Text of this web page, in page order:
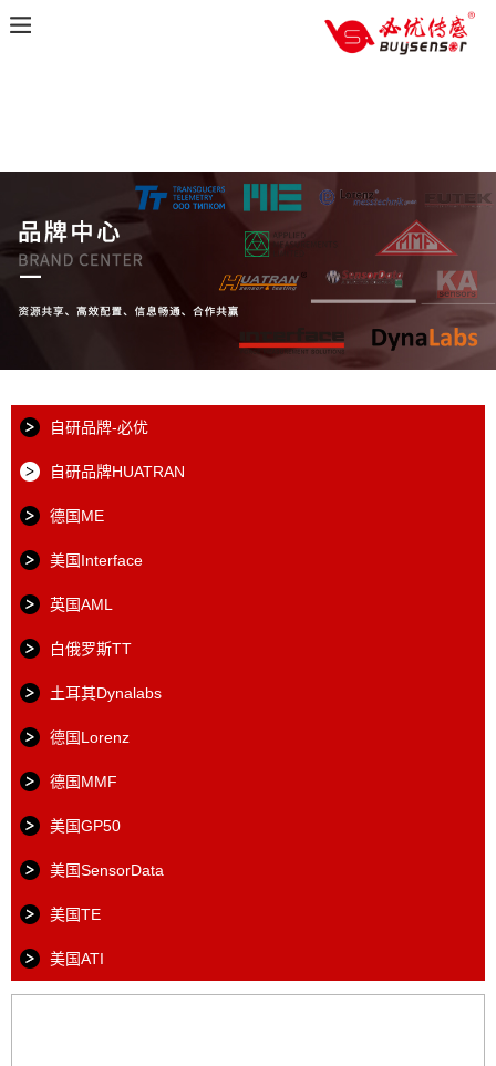
自研品牌-必优
自研品牌HUATRAN
德国ME
美国Interface
英国AML
白俄罗斯TT
土耳其Dynalabs
德国Lorenz
德国MMF
美国GP50
美国SensorData
美国TE
美国ATI